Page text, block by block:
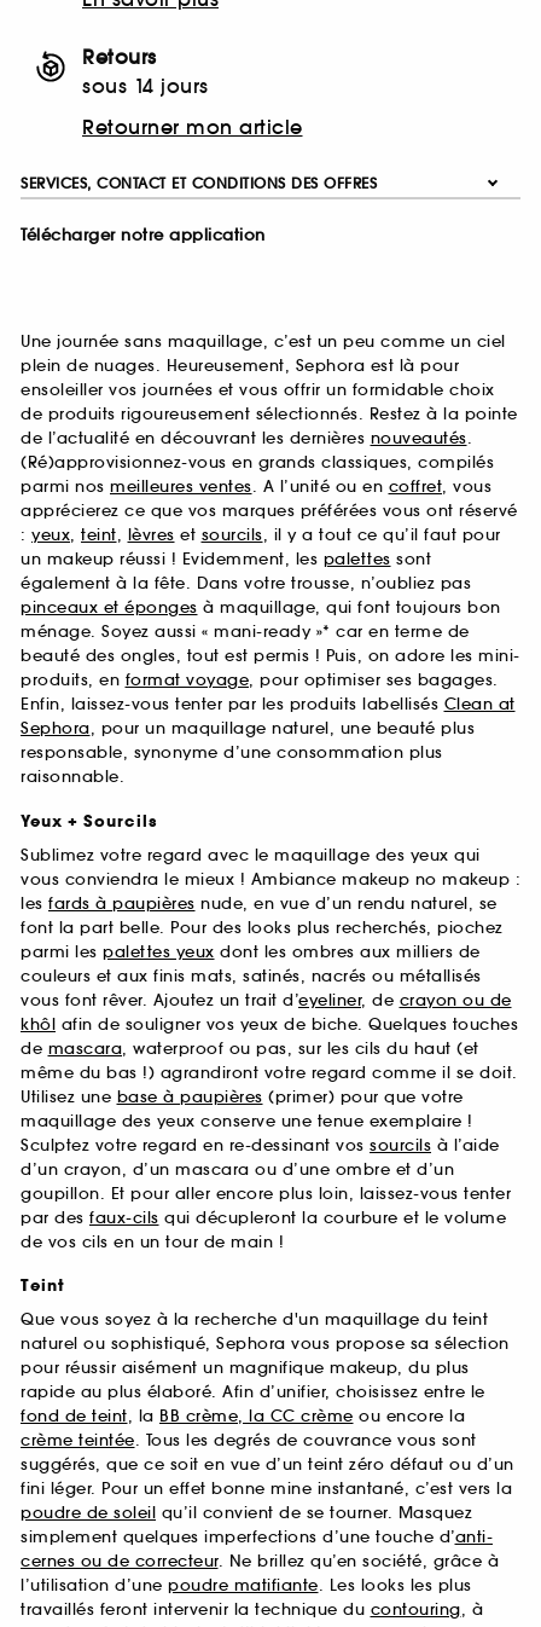
Retours
sous 14 jours
Retourner mon article
SERVICES, CONTACT ET CONDITIONS DES OFFRES
Télécharger notre application
Une journée sans maquillage, c’est un peu comme un ciel
plein de nuages. Heureusement, Sephora est là pour
ensoleiller vos journées et vous offrir un formidable choix
de produits rigoureusement sélectionnés. Restez à la pointe
de l’actualité en découvrant les dernières nouveautés.
(Ré)approvisionnez-vous en grands classiques, compilés
parmi nos meilleures ventes. A l’unité ou en coffret, vous
apprécierez ce que vos marques préférées vous ont réservé
: yeux, teint, lèvres et sourcils, il y a tout ce qu’il faut pour
un makeup réussi ! Evidemment, les palettes sont
également à la fête. Dans votre trousse, n’oubliez pas
pinceaux et éponges à maquillage, qui font toujours bon
ménage. Soyez aussi « mani-ready »* car en terme de
beauté des ongles, tout est permis ! Puis, on adore les mini-
produits, en format voyage, pour optimiser ses bagages.
Enfin, laissez-vous tenter par les produits labellisés Clean at
Sephora, pour un maquillage naturel, une beauté plus
responsable, synonyme d’une consommation plus
raisonnable.
Yeux + Sourcils
Sublimez votre regard avec le maquillage des yeux qui
vous conviendra le mieux ! Ambiance makeup no makeup :
les fards à paupières nude, en vue d’un rendu naturel, se
font la part belle. Pour des looks plus recherchés, piochez
parmi les palettes yeux dont les ombres aux milliers de
couleurs et aux finis mats, satinés, nacrés ou métallisés
vous font rêver. Ajoutez un trait d’eyeliner, de crayon ou de
khôl afin de souligner vos yeux de biche. Quelques touches
de mascara, waterproof ou pas, sur les cils du haut (et
même du bas !) agrandiront votre regard comme il se doit.
Utilisez une base à paupières (primer) pour que votre
maquillage des yeux conserve une tenue exemplaire !
Sculptez votre regard en re-dessinant vos sourcils à l’aide
d’un crayon, d’un mascara ou d’une ombre et d’un
goupillon. Et pour aller encore plus loin, laissez-vous tenter
par des faux-cils qui décupleront la courbure et le volume
de vos cils en un tour de main !
Teint
Que vous soyez à la recherche d'un maquillage du teint
naturel ou sophistiqué, Sephora vous propose sa sélection
pour réussir aisément un magnifique makeup, du plus
rapide au plus élaboré. Afin d’unifier, choisissez entre le
fond de teint, la BB crème, la CC crème ou encore la
crème teintée. Tous les degrés de couvrance vous sont
suggérés, que ce soit en vue d’un teint zéro défaut ou d’un
fini léger. Pour un effet bonne mine instantané, c’est vers la
poudre de soleil qu’il convient de se tourner. Masquez
simplement quelques imperfections d’une touche d’anti-
cernes ou de correcteur. Ne brillez qu’en société, grâce à
l’utilisation d’une poudre matifiante. Les looks les plus
travaillés feront intervenir la technique du contouring, à